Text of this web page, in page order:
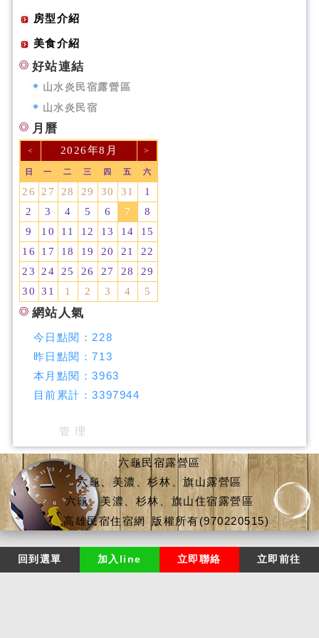
房型介紹
美食介紹
好站連結
山水炎民宿露營區
山水炎民宿
月曆
< 2026年8月 >
日 一 二 三 四 五 六
26 27 28 29 30 31
1
2
3 4 5 6 7
8
9
10 11 12 13 14
15
16
17 18 19 20 21
22
23
24 25 26 27 28
29
30
31 1 2 3 4 5
網站人氣
今日點閱： 228
昨日點閱：713
本月點閱：3963
目前累計：3397944
管 理
六龜民宿露營區
六龜、美濃、杉林、旗山露營區
六龜、美濃、杉林、旗山住宿露營區
高雄民宿住宿網 版權所有(970220515)
回到選單 加入line 立即聯絡 立即前往